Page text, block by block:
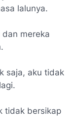
lalunya.
mereka
saja, aku tidak
tidak bersikap